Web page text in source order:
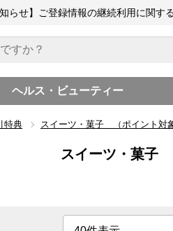
知らせ】ご登録情報の継続利用に関す
ヘルス・ビューティー
特典 スイーツ・菓子 （ポイント対象
スイーツ・菓子